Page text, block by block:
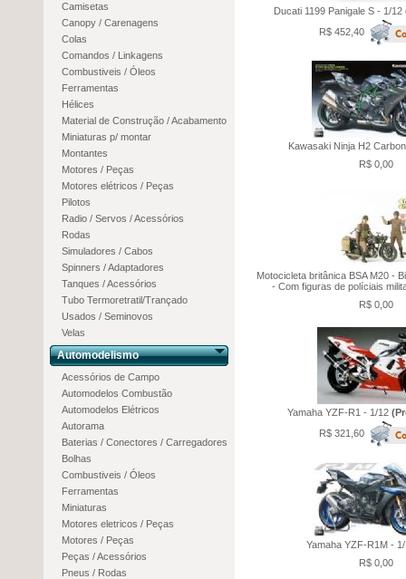
Camisetas
Canopy / Carenagens
Colas
Comandos / Linkagens
Combustiveis / Óleos
Ferramentas
Hélices
Material de Construção / Acabamento
Miniaturas p/ montar
Montantes
Motores / Peças
Motores elétricos / Peças
Pilotos
Radio / Servos / Acessórios
Rodas
Simuladores / Cabos
Spinners / Adaptadores
Tanques / Acessórios
Tubo Termoretratil/Trançado
Usados / Seminovos
Velas
Automodelismo
Acessórios de Campo
Automodelos Combustão
Automodelos Elétricos
Autorama
Baterias / Conectores / Carregadores
Bolhas
Combustiveis / Óleos
Ferramentas
Miniaturas
Motores eletricos / Peças
Motores / Peças
Peças / Acessórios
Pneus / Rodas
Ducati 1199 Panigale S - 1/12
R$ 452,40
Kawasaki Ninja H2
R$ 0,00
Motocicleta britânica BSA M20 -
- Com figuras de políciais
R$ 0,00
Yamaha YZF-R1 - 1/12
R$ 321,60
Yamaha YZF-R1M -
R$ 0,00